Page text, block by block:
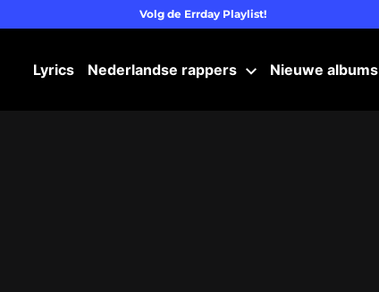
Volg de Errday Playlist!
Lyrics Nederlandse rappers Nieuwe albums